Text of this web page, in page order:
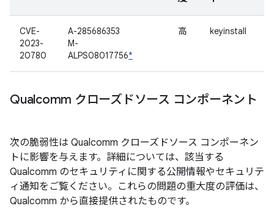
CVE-
2023-
20780
A-285686353
M-
ALPS08017756*
高 keyinstall
Qualcomm クローズドソース コンポーネント
次の脆弱性は Qualcomm クローズドソース コンポーネン
トに影響を与えます。詳細については、該当する
Qualcomm のセキュリティに関する公開情報やセキュリテ
ィ通知をご覧ください。これらの問題の重大度の評価は、
Qualcomm から直接提供されたものです。